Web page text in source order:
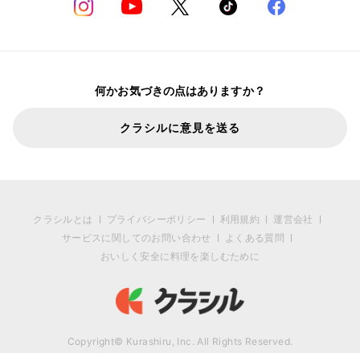
何かお気づきの点はありますか？
クラシルに意見を送る
クラシルとは プライバシーポリシー 利用規約
運営会社
サービスに関してのお問い合わせ
よくある質問
おいしく安全に料理を楽しむために
Copyright© Kurashiru, Inc. All Rights Reserved.